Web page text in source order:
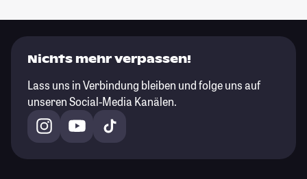
Nichts mehr verpassen!
Lass uns in Verbindung bleiben und folge uns auf
unseren Social-Media Kanälen.